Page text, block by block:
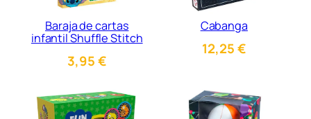
Baraja de cartas
infantil Shuffle Stitch
3,95€
Cabanga
12,25€